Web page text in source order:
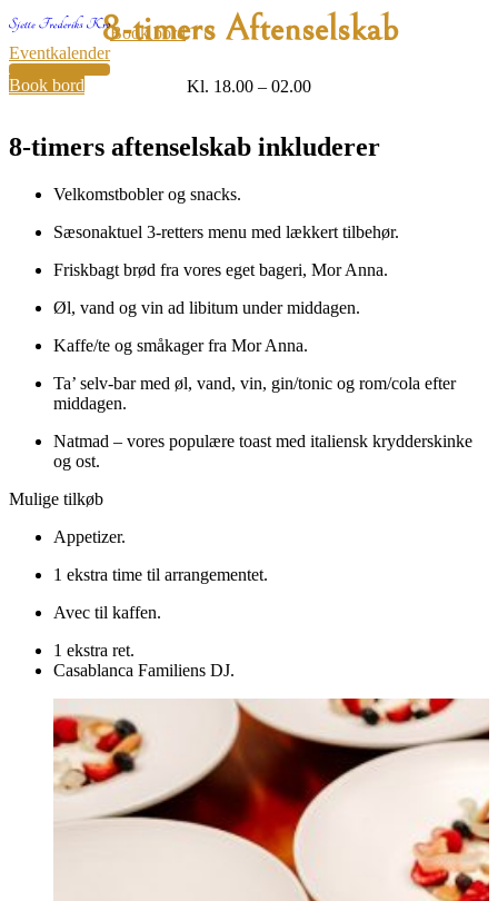
Book bord
Eventkalender
32
Book bord
8-timers Aftenselskab
Kl. 18.00 – 02.00
8-timers aftenselskab inkluderer
Velkomstbobler og snacks.
Sæsonaktuel 3-retters menu med lækkert tilbehør.
Friskbagt brød fra vores eget bageri, Mor Anna.
Øl, vand og vin ad libitum under middagen.
Kaffe/te og småkager fra Mor Anna.
Ta’ selv-bar med øl, vand, vin, gin/tonic og rom/cola efter
middagen.
Natmad – vores populære toast med italiensk krydderskinke
og ost.
Mulige tilkøb
Appetizer.
1 ekstra time til arrangementet.
Avec til kaffen.
1 ekstra ret.
Casablanca Familiens DJ.